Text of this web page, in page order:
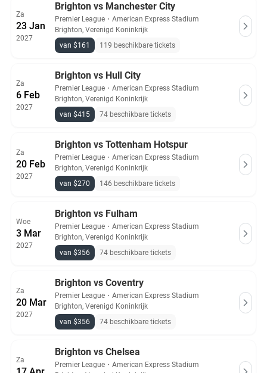
Za
23 Jan
2027
Brighton vs Manchester City
Premier League ・ American Express Stadium
Brighton, Verenigd Koninkrijk
van $161
119 beschikbare tickets
Za
6 Feb
2027
Brighton vs Hull City
Premier League ・ American Express Stadium
Brighton, Verenigd Koninkrijk
van $415
74 beschikbare tickets
Za
20 Feb
2027
Brighton vs Tottenham Hotspur
Premier League ・ American Express Stadium
Brighton, Verenigd Koninkrijk
van $270
146 beschikbare tickets
Woe
3 Mar
2027
Brighton vs Fulham
Premier League ・ American Express Stadium
Brighton, Verenigd Koninkrijk
van $356
74 beschikbare tickets
Za
20 Mar
2027
Brighton vs Coventry
Premier League ・ American Express Stadium
Brighton, Verenigd Koninkrijk
van $356
74 beschikbare tickets
Za
Brighton vs Chelsea
Premier League ・ American Express Stadium